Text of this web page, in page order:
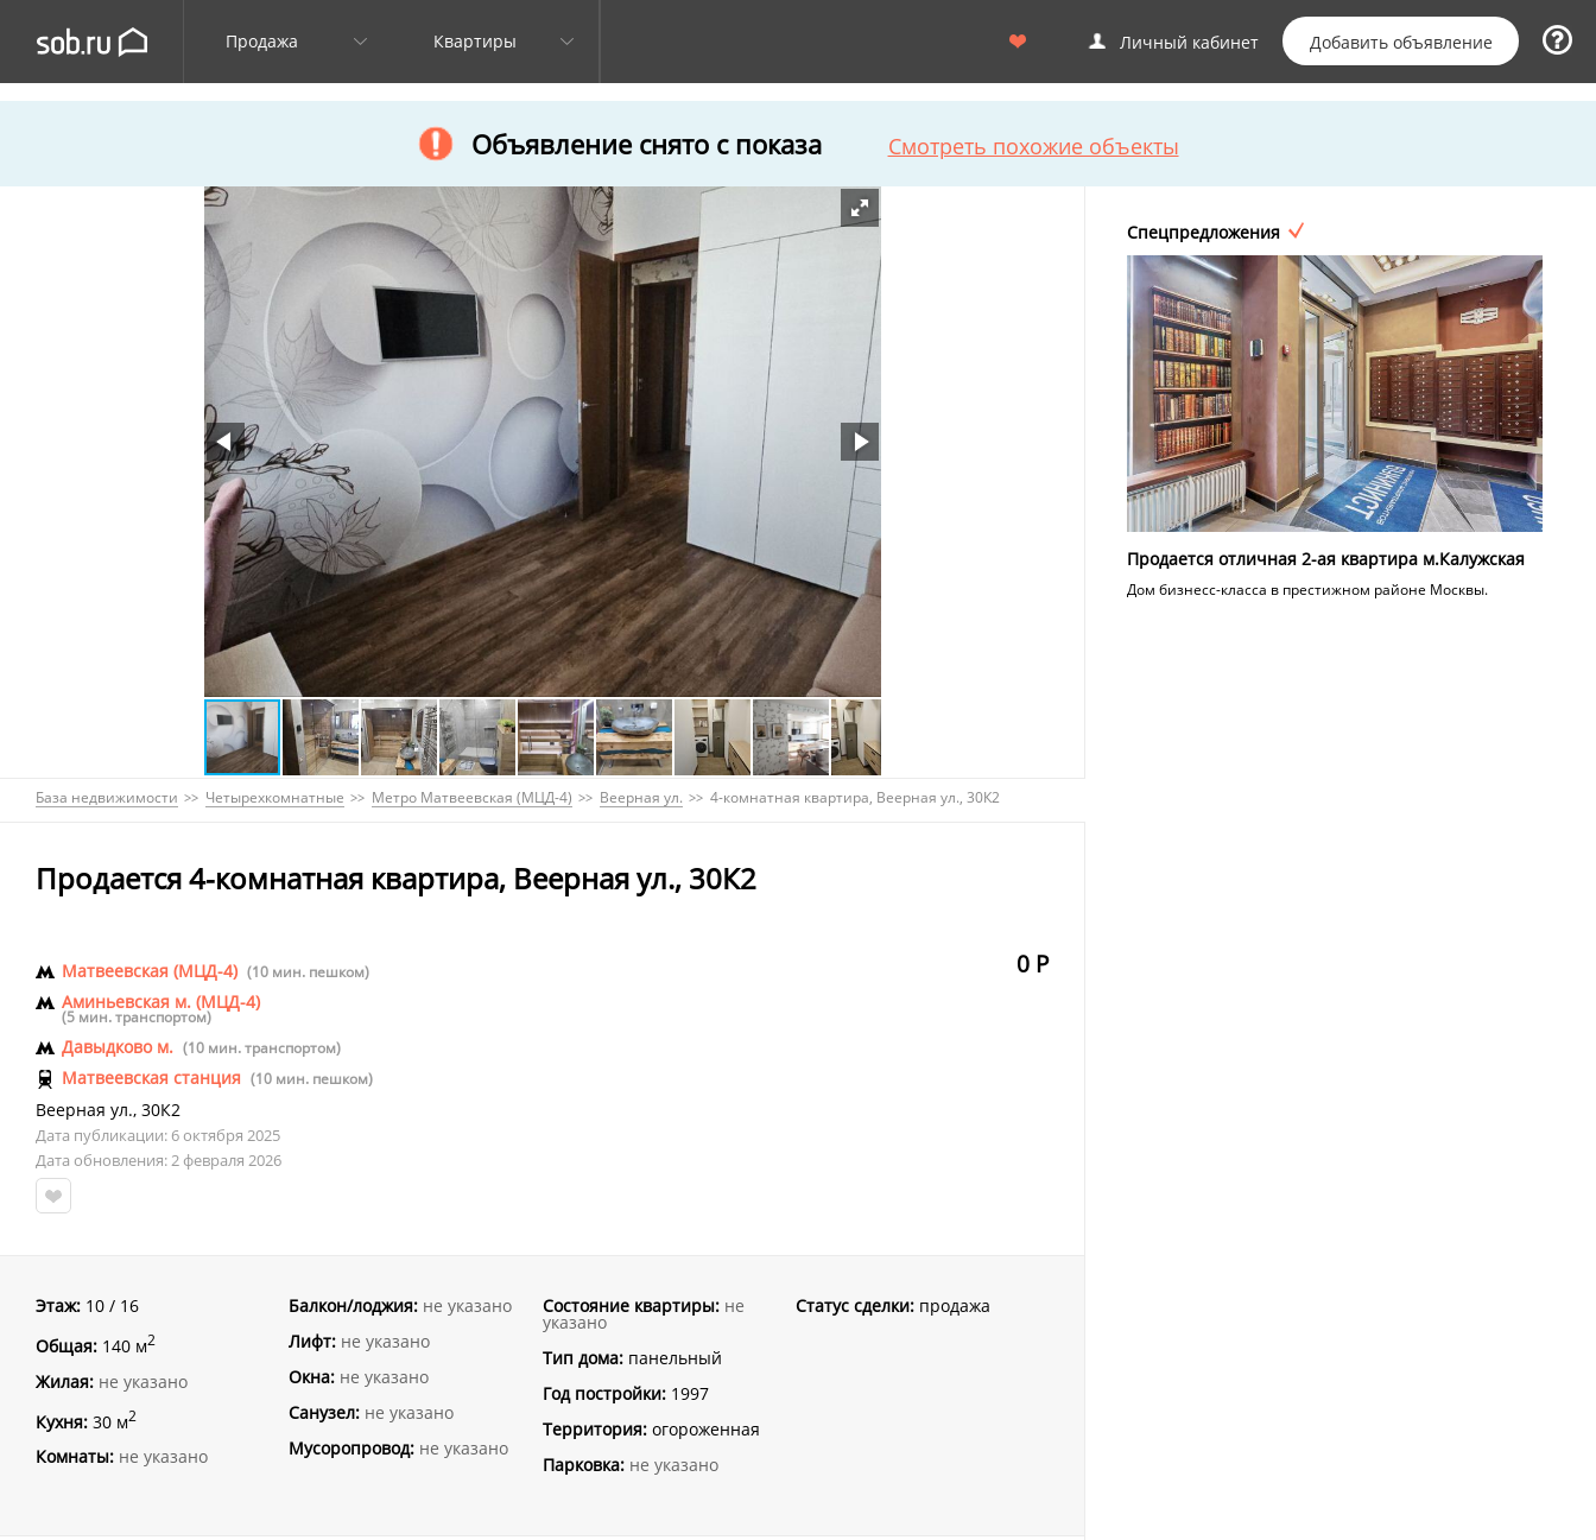
Продажа Квартиры Личный кабинет Добавить объявление
Объявление снято с показа Смотреть похожие объекты
Спецпредложения
Продается отличная 2-ая квартира м.Калужская
Дом бизнесс-класса в престижном районе Москвы.
База недвижимости Четырехкомнатные Метро Матвеевская (МЦД-4) Веерная ул. 4-комнатная квартира, Веерная ул., 30К2
Продается 4-комнатная квартира, Веерная ул., 30К2
0 Р
Матвеевская (МЦД-4) (10 мин. пешком)
Аминьевская м. (МЦД-4)
(5 мин. транспортом)
Давыдково м. (10 мин. транспортом)
Матвеевская станция (10 мин. пешком)
Веерная ул., 30К2
Дата публикации: 6 октября 2025
Дата обновления: 2 февраля 2026
Этаж: 10 / 16
Общая: 140 м2
Жилая: не указано
Кухня: 30 м2
Комнаты: не указано
Балкон/лоджия: не указано
Лифт: не указано
Окна: не указано
Санузел: не указано
Мусоропровод: не указано
Состояние квартиры: не
указано
Тип дома:панельный
Год постройки:1997
Территория:огороженная
Парковка: не указано
Статус сделки:продажа